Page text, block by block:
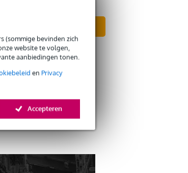
(sommige bevinden zich
website te volgen,
aanbiedingen tonen.
en Privacy
Accepteren
verzending